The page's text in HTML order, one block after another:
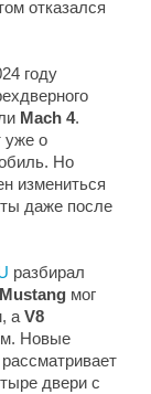
отказался
году
Mach 4.
уже о
Но
измениться
даже после
разбирал
Mustang мог
а V8
Новые
двери с